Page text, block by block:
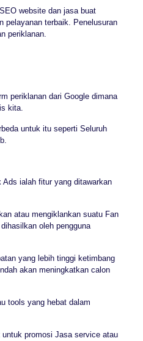
website dan jasa buat
pelayanan terbaik. Penelusuran
periklanan.
periklanan dari Google dimana
kita.
untuk itu seperti Seluruh
Ads ialah fitur yang ditawarkan
atau mengiklankan suatu Fan
oleh pengguna
yang lebih tinggi ketimbang
akan meningkatkan calon
tools yang hebat dalam
promosi Jasa service atau